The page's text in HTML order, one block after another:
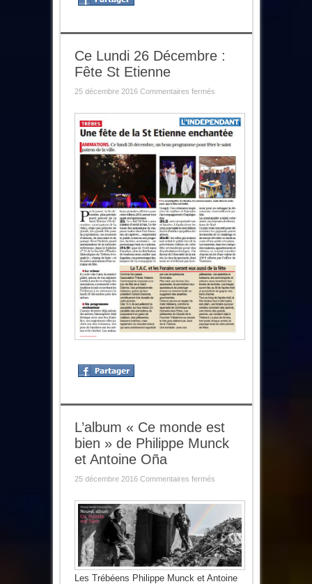
Ce Lundi 26 Décembre :
Fête St Etienne
25 décembre 2016 Commentaires ferméssur
26
Décembre
:
Fête
Etienne
L’album « Ce monde est
bien » de Philippe Munck
et Antoine Oña
25 décembre 2016 Commentaires ferméssur
monde
bien »
de
Philippe
Munck
et
Antoine
Oña
Les Trébéens Philippe Munck et Antoine